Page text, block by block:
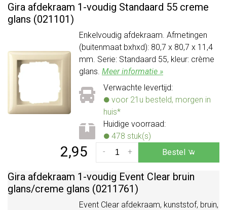
Gira afdekraam 1-voudig Standaard 55 creme
glans (021101)
Enkelvoudig afdekraam. Afmetingen
(buitenmaat bxhxd): 80,7 x 80,7 x 11,4
mm. Serie: Standaard 55, kleur: crème
glans. Meer informatie »
Verwachte levertijd:
voor 21u besteld, morgen in
huis*
Huidige voorraad:
478 stuk(s)
2,95 +
- Bestel
Gira afdekraam 1-voudig Event Clear bruin
glans/creme glans (0211761)
Event Clear afdekraam, kunststof, bruin,